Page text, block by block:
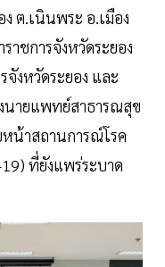
ต.เนินพระ อ.เมือง
าชการจังหวัดระยอง
งหวัดระยอง และ
นายแพทย์สาธารณสุข
หน้าสถานการณ์โรค
ที่ยังแพร่ระบาด